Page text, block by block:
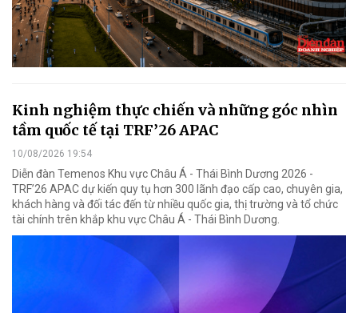
Kinh nghiệm thực chiến và những góc nhìn
tầm quốc tế tại TRF’26 APAC
10/08/2026 19:54
Diễn đàn Temenos Khu vực Châu Á - Thái Bình Dương 2026 -
TRF’26 APAC dự kiến quy tụ hơn 300 lãnh đạo cấp cao, chuyên gia,
khách hàng và đối tác đến từ nhiều quốc gia, thị trường và tổ chức
tài chính trên khắp khu vực Châu Á - Thái Bình Dương.